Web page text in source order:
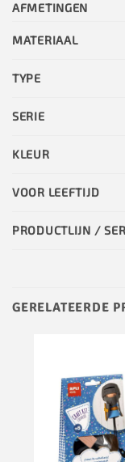
AFMETINGEN
MATERIAAL
TYPE
SERIE
KLEUR
VOOR LEEFTIJD
PRODUCTLIJN /
GERELATEERDE